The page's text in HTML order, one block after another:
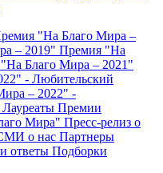
"На Благо Мира –
– 2019" Премия "На
Благо Мира – 2021"
- Любительский
– 2022" -
Лауреаты Премии
Мира" Пресс-релиз о
о нас Партнеры
ответы Подборки